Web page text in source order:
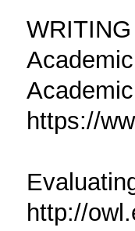
https://
http://